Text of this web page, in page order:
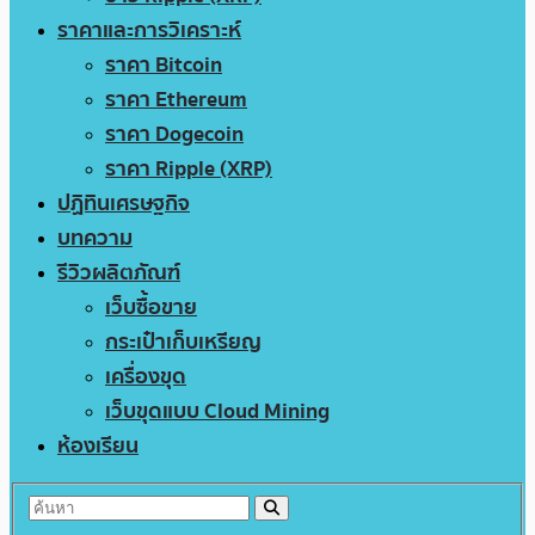
ราคาและการวิเคราะห์
ราคา Bitcoin
ราคา Ethereum
ราคา Dogecoin
ราคา Ripple (XRP)
ปฏิทินเศรษฐกิจ
บทความ
รีวิวผลิตภัณฑ์
เว็บซื้อขาย
กระเป๋าเก็บเหรียญ
เครื่องขุด
เว็บขุดแบบ Cloud Mining
ห้องเรียน